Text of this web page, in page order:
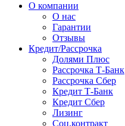
О компании
О нас
Гарантии
Отзывы
Кредит/Рассрочка
Долями Плюс
Рассрочка Т-Банк
Рассрочка Сбер
Кредит Т-Банк
Кредит Сбер
Лизинг
Соц.контракт